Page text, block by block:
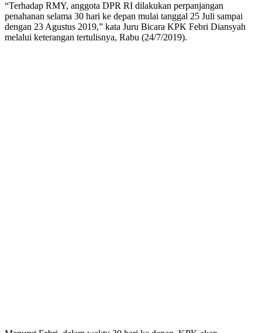
“Terhadap RMY, anggota DPR RI dilakukan perpanjangan
penahanan selama 30 hari ke depan mulai tanggal 25 Juli sampai
dengan 23 Agustus 2019,” kata Juru Bicara KPK Febri Diansyah
melalui keterangan tertulisnya, Rabu (24/7/2019).